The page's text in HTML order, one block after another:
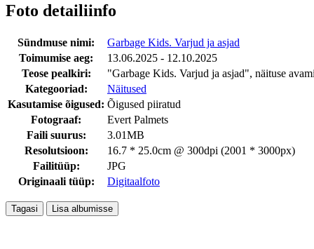
Foto detailiinfo
Sündmuse nimi:
Garbage Kids. Varjud ja asjad
Toimumise aeg:
13.06.2025 - 12.10.2025
Teose pealkiri:
"Garbage Kids. Varjud ja asjad", näituse
Kategooriad:
Näitused
Kasutamise õigused: Õigused piiratud
Fotograaf:
Evert Palmets
Faili suurus:
3.01MB
Resolutsioon:
16.7 * 25.0cm @ 300dpi (2001 * 3000px)
Failitüüp:
JPG
Originaali tüüp:
Digitaalfoto